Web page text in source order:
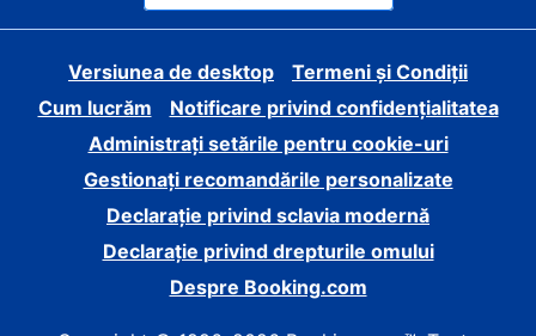
Versiunea de desktop
Termeni și Condiții
Cum lucrăm
Notificare privind confidențialitatea
Administrați setările pentru cookie-uri
Gestionați recomandările personalizate
Declarație privind sclavia modernă
Declarație privind drepturile omului
Despre Booking.com